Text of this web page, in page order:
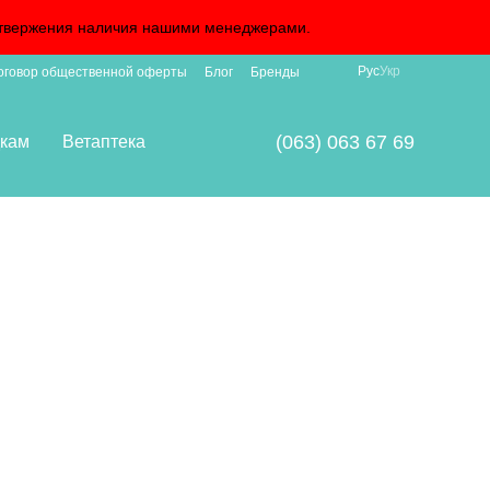
наличия нашими менеджерами.
общественной оферты Блог Бренды РусУкр
Ветаптека (063) 063 67 69